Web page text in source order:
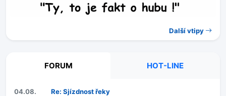
Další vtipy
FORUM HOT-LINE
04.08. Re: Sjízdnost řeky